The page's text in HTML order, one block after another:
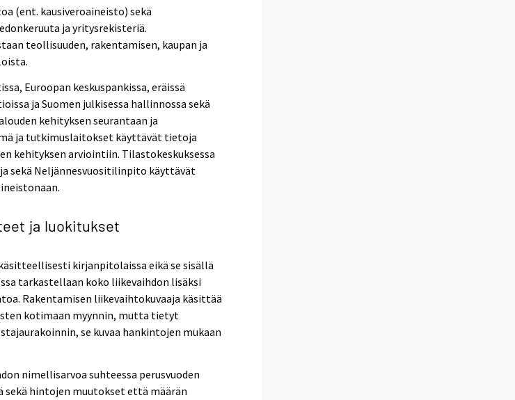
(ent. kausiveroaineisto) sekä
ja yritysrekisteriä.
teollisuuden, rakentamisen, kaupan ja
Euroopan keskuspankissa, eräissä
ja Suomen julkisessa hallinnossa sekä
kehityksen seurantaan ja
ja tutkimuslaitokset käyttävät tietoja
kehityksen arviointiin. Tilastokeskuksessa
sekä Neljännesvuositilinpito käyttävät
ja luokitukset
kirjanpitolaissa eikä se sisällä
tarkastellaan koko liikevaihdon lisäksi
Rakentamisen liikevaihtokuvaaja käsittää
kotimaan myynnin, mutta tietyt
se kuvaa hankintojen mukaan
nimellisarvoa suhteessa perusvuoden
sekä hintojen muutokset että määrän